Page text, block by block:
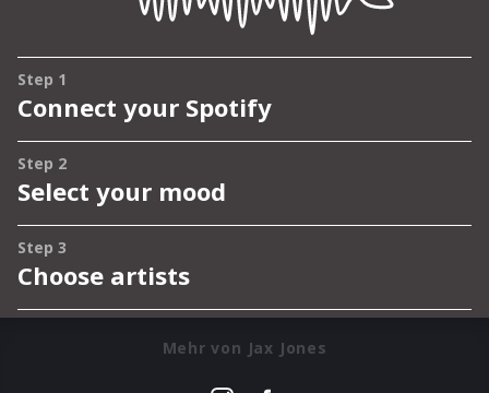
Mehr von Jax Jones